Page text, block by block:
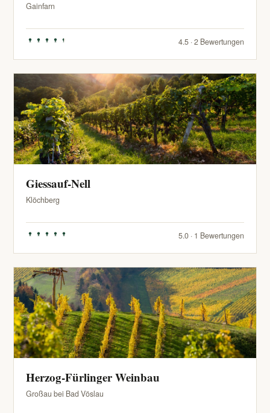
Gainfarn
4.5 · 2 Bewertungen
Giessauf-Nell
Klöchberg
5.0 · 1 Bewertungen
Herzog-Fürlinger Weinbau
Großau bei Bad Vöslau